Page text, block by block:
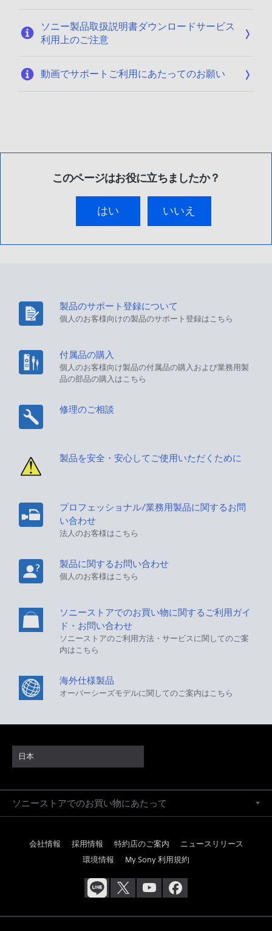
ソニー製品取扱説明書ダウンロードサービス
利用上のご注意
動画でサポートご利用にあたってのお願い
このページはお役に立ちましたか？
はい いいえ
製品のサポート登録について
個人のお客様向けの製品のサポート登録はこちら
付属品の購入
個人のお客様向け製品の付属品の購入および業務用製
品の部品の購入はこちら
修理のご相談
製品を安全・安心してご使用いただくために
プロフェッショナル/業務用製品に関するお問
い合わせ
法人のお客様はこちら
製品に関するお問い合わせ
個人のお客様はこちら
ソニーストアでのお買い物に関するご利用ガイ
ド・お問い合わせ
ソニーストアのご利用方法・サービスに関してのご案
内はこちら
海外仕様製品
オーバーシーズモデルに関してのご案内はこちら
日本
ソニーストアでのお買い物にあたって
会社情報 採用情報 特約店のご案内
ニュースリリース
環境情報
My Sony 利用規約